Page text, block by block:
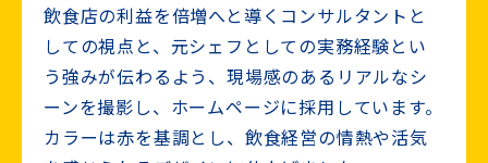
飲食店の利益を倍増へと導くコンサルタントと
しての視点と、元シェフとしての実務経験とい
う強みが伝わるよう、現場感のあるリアルなシ
ーンを撮影し、ホームページに採用しています。
カラーは赤を基調とし、飲食経営の情熱や活気